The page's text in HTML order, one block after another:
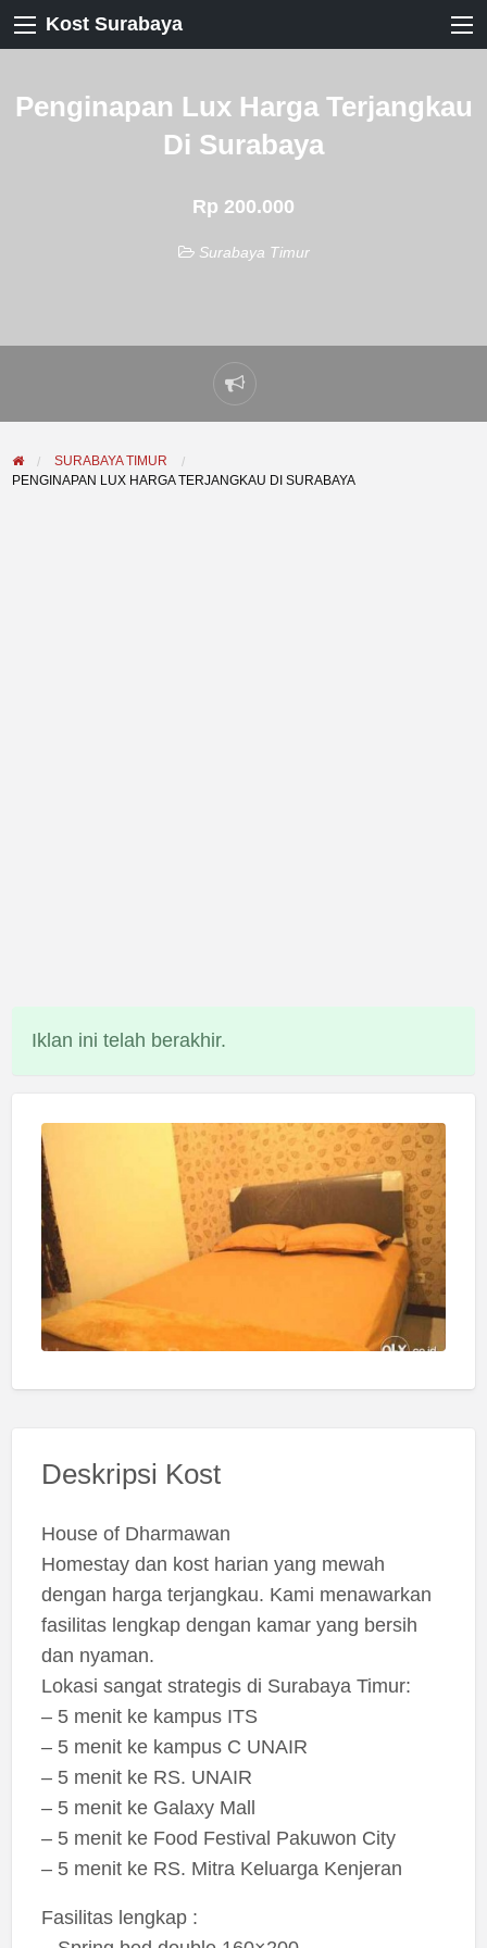
Kost Surabaya
Penginapan Lux Harga Terjangkau
Di Surabaya
Rp 200.000
Surabaya Timur
Laporkan
masalah
SURABAYA TIMUR
PENGINAPAN LUX HARGA TERJANGKAU DI SURABAYA
Iklan ini telah berakhir.
Deskripsi Kost
House of Dharmawan
Homestay dan kost harian yang mewah
dengan harga terjangkau. Kami menawarkan
fasilitas lengkap dengan kamar yang bersih
dan nyaman.
Lokasi sangat strategis di Surabaya Timur:
– 5 menit ke kampus ITS
– 5 menit ke kampus C UNAIR
– 5 menit ke RS. UNAIR
– 5 menit ke Galaxy Mall
– 5 menit ke Food Festival Pakuwon City
– 5 menit ke RS. Mitra Keluarga Kenjeran
Fasilitas lengkap :